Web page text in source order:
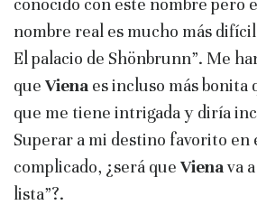
nombre real es mucho más
El palacio de Shönbrunn”. Me
que Viena es incluso más bonita
que me tiene intrigada y diría
Superar a mi destino favorito en
complicado, ¿será que Vienava
lista”?.